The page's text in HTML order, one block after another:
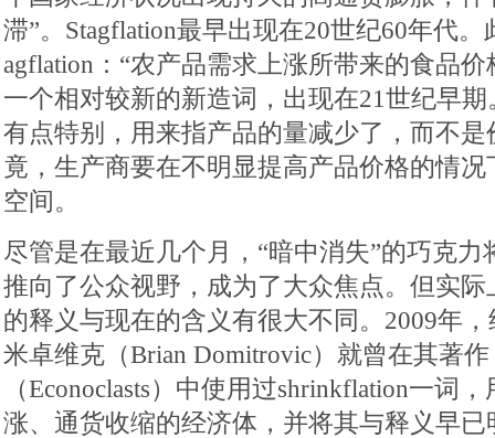
滞”。Stagflation最早出现在20世纪60年代。
agflation：“农产品需求上涨所带来的食品
一个相对较新的新造词，出现在21世纪早
有点特别，用来指产品的量减少了，而不
竟，生产商要在不明显提高产品价格的情
空间。
尽管是在最近几个月，“暗中消失”的巧克力
推向了公众视野，成为了大众焦点。但实际
的释义与现在的含义有很大不同。2009年
米卓维克（Brian Domitrovic）就曾在其著
（Econoclasts）中使用过shrinkflation一词
涨、通货收缩的经济体，并将其与释义早已